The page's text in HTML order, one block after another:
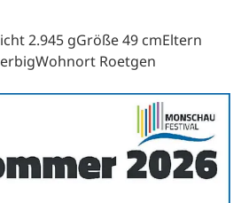
2.945 gGröße 49 cmEltern
Roetgen